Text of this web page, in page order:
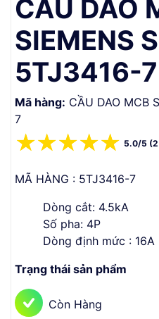
CẦU DAO
SIEMENS
5TJ3416-7
Mã hàng: CẦU DAO MCB
7
☆
☆
☆
☆
☆ 5.0/5 (2
MÃ HÀNG : 5TJ3416-7
Dòng cắt: 4.5kA
Số pha: 4P
Dòng định mức : 16A
Trạng thái sản phẩm
Còn Hàng